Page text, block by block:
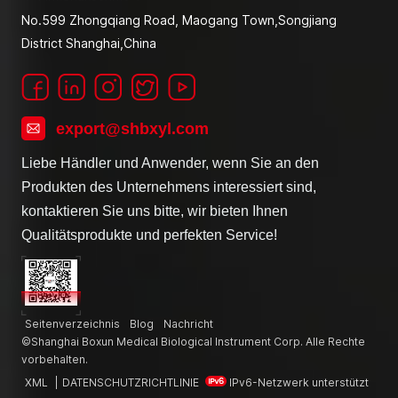
No.599 Zhongqiang Road, Maogang Town,Songjiang
District Shanghai,China
export@shbxyl.com
Liebe Händler und Anwender, wenn Sie an den
Produkten des Unternehmens interessiert sind,
kontaktieren Sie uns bitte, wir bieten Ihnen
Qualitätsprodukte und perfekten Service!
Seitenverzeichnis Blog
Nachricht
©Shanghai Boxun Medical Biological Instrument Corp. Alle Rechte
vorbehalten.
XML
DATENSCHUTZRICHTLINIE IPv6-Netzwerk unterstützt